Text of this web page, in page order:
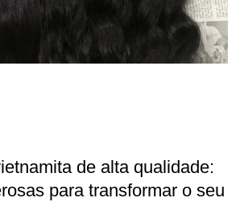
de alta qualidade:
para transformar o seu